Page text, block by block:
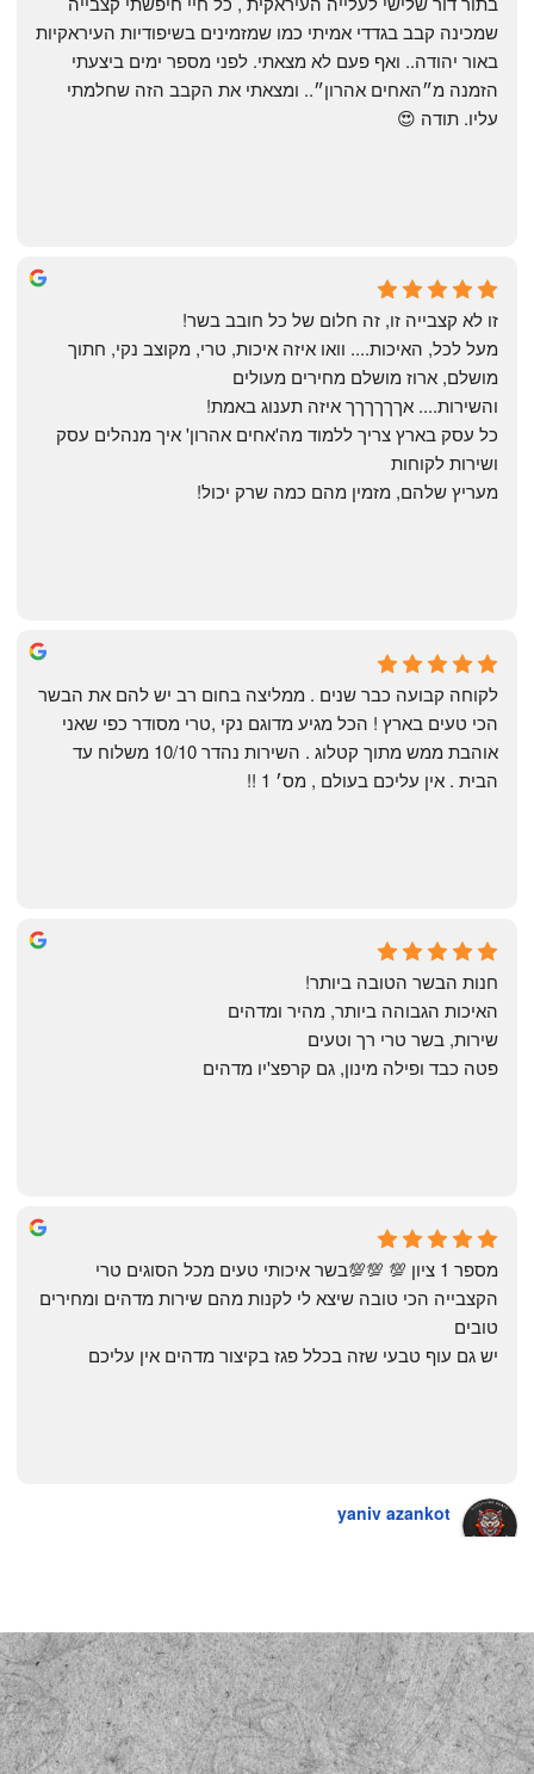
Yonatan Menashe
6 months ago
עליו. תודה 😍
Shahaf Bendarker
6 months ago
זו לא קצבייה זו, זה חלום של כל חובב בשר!
מושלם, ארוז מושלם מחירים מעולים
והשירות.... אךךךךךך איזה תענוג באמת!
ושירות לקוחות
מעריץ שלהם, מזמין מהם כמה שרק יכול!
Annael Annael
9 months ago
הבית . אין עליכם בעולם , מס׳ 1 !!
The Artechology
a year ago
חנות הבשר הטובה ביותר!
האיכות הגבוהה ביותר, מהיר ומדהים
שירות, בשר טרי רך וטעים
פטה כבד ופילה מינון, גם קרפצ'יו מדהים
yaniv azankot
טובים
יש גם עוף טבעי שזה בכלל פגז בקיצור מדהים אין עליכם